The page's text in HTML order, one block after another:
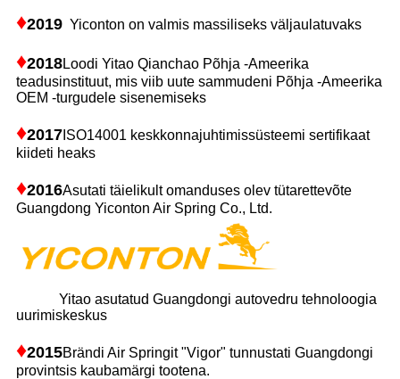
♦2019 Yiconton on valmis massiliseks väljaulatuvaks
♦2018Loodi Yitao Qianchao Põhja -Ameerika
teadusinstituut, mis viib uute sammudeni Põhja -Ameerika
OEM -turgudele sisenemiseks
♦2017 ISO14001 keskkonnajuhtimissüsteemi sertifikaat
kiideti heaks
♦2016Asutati täielikult omanduses olev tütarettevõte
Guangdong Yiconton Air Spring Co., Ltd.
Yitao asutatud Guangdongi autovedru tehnoloogia
uurimiskeskus
♦2015Brändi Air Springit "Vigor" tunnustati Guangdongi
provintsis kaubamärgi tootena.